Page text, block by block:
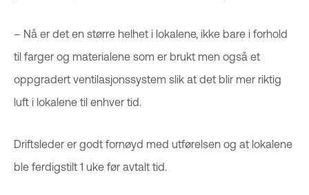
– Nå er det en større helhet i lokalene, ikke bare i forhold
til farger og materialene som er brukt men også et
oppgradert ventilasjonssystem slik at det blir mer riktig
luft i lokalene til enhver tid.
Driftsleder er godt fornøyd med utførelsen og at lokalene
ble ferdigstilt 1 uke før avtalt tid.